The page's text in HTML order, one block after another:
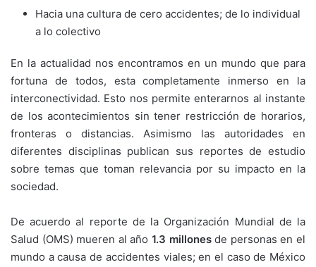
Hacia una cultura de cero accidentes; de lo individual
a lo colectivo
En la actualidad nos encontramos en un mundo que para
fortuna de todos, esta completamente inmerso en la
interconectividad. Esto nos permite enterarnos al instante
de los acontecimientos sin tener restricción de horarios,
fronteras o distancias. Asimismo las autoridades en
diferentes disciplinas publican sus reportes de estudio
sobre temas que toman relevancia por su impacto en la
sociedad.
De acuerdo al reporte de la Organización Mundial de la
Salud (OMS) mueren al año 1.3 millonesde personas en el
mundo a causa de accidentes viales; en el caso de México